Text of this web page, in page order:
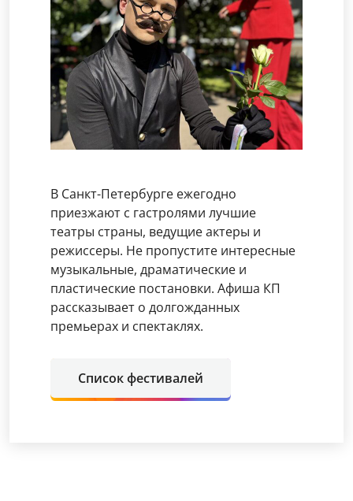
В Санкт-Петербурге ежегодно
приезжают с гастролями лучшие
театры страны, ведущие актеры и
режиссеры. Не пропустите интересные
музыкальные, драматические и
пластические постановки. Афиша КП
рассказывает о долгожданных
премьерах и спектаклях.
Список фестивалей